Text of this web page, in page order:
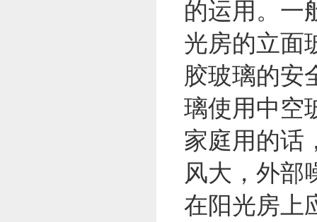
的运用。一
光房的立面
胶玻璃的安
璃使用中空
家庭用的话
风大，外部
在阳光房上